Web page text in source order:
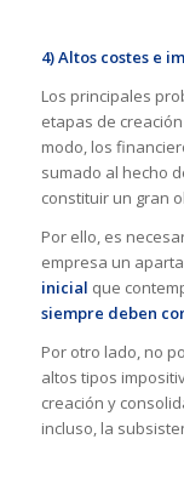
4) Altos costes e
Los principales
etapas de
modo, los
sumado al hecho
constituir un gran
Por ello, es
empresa un
inicial que
siempre deben
Por otro lado, no
altos tipos
creación y
incluso, la